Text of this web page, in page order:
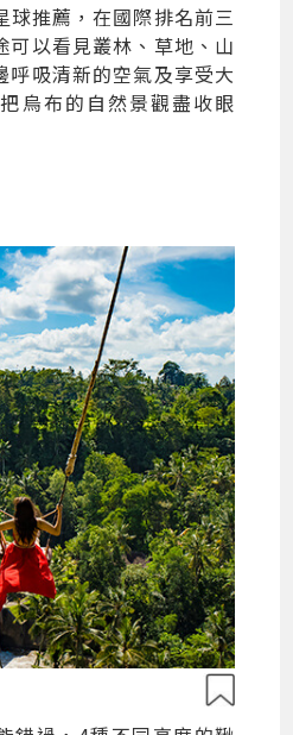
推薦，在國際排名前三
可以看見叢林、草地、山
呼吸清新的空氣及享受大
烏布的自然景觀盡收眼